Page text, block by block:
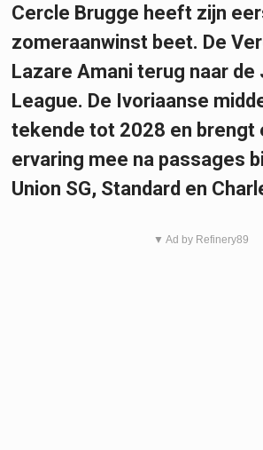
Cercle Brugge heeft zijn
zomeraanwinst beet. De
Lazare Amani terug naar de
League. De Ivoriaanse
tekende tot 2028 en brengt
ervaring mee na passages
Union SG, Standard en
▼ Ad by Refinery89